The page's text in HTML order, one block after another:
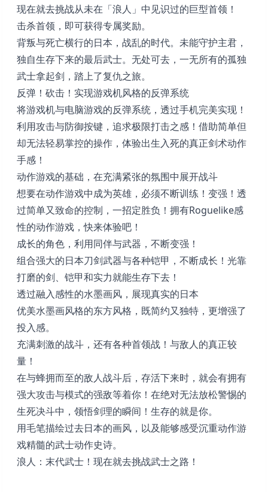
现在就去挑战从未在「浪人」中见识过的巨型首领！
击杀首领，即可获得专属奖励。
背叛与死亡横行的日本，战乱的时代。未能守护主君，
独自生存下来的最后武士。无处可去，一无所有的孤独
武士拿起剑，踏上了复仇之旅。
反弹！砍击！实现游戏机风格的反弹系统
将游戏机与电脑游戏的反弹系统，透过手机完美实现！
利用攻击与防御按键，追求极限打击之感！借助简单但
却无法轻易掌控的操作，体验出生入死的真正剑术动作
手感！
动作游戏的基础，在充满紧张的氛围中展开战斗
想要在动作游戏中成为英雄，必须不断训练！变强！透
过简单又致命的控制，一招定胜负！拥有Roguelike感
性的动作游戏，快来体验吧！
成长的角色，利用同伴与武器，不断变强！
组合强大的日本刀剑武器与各种铠甲，不断成长！光靠
打磨的剑、铠甲和实力就能生存下去！
透过融入感性的水墨画风，展现真实的日本
优美水墨画风格的东方风格，既简约又独特，更增强了
投入感。
充满刺激的战斗，还有各种首领战！与敌人的真正较
量！
在与蜂拥而至的敌人战斗后，存活下来时，就会有拥有
强大攻击与模式的强敌等着你！在绝对无法放松警惕的
生死决斗中，领悟剑理的瞬间！生存的就是你。
用毛笔描绘过去日本的画风，以及能够感受沉重动作游
戏精髓的武士动作史诗。
浪人：末代武士！现在就去挑战武士之路！